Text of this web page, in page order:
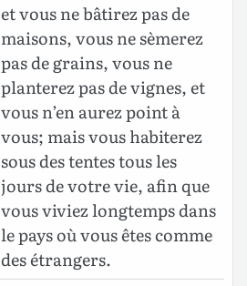
et vous ne bâtirez pas de
maisons, vous ne sèmerez
pas de grains, vous ne
planterez pas de vignes, et
vous n’en aurez point à
vous; mais vous habiterez
sous des tentes tous les
jours de votre vie, afin que
vous viviez longtemps dans
le pays où vous êtes comme
des étrangers.